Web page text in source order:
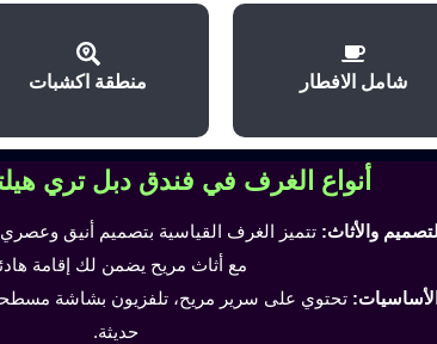
شامل الافطار منطقة اكشبات
أنواع الغرف في فندق دبل تري
التصميم والأثاث: تتميز الغرف القياسية بتصميم أنيق
مع أثاث مريح يضمن لك إقامة
الأساسيات: تحتوي على سرير مريح، تلفزيون بشاشة
حديثة.